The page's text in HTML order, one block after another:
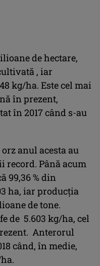
de hectare,
, iar
kg/ha. Este cel mai
în prezent,
în 2017 când s-au
anul acesta au
Până acum
99,36 % din
ha, iar producția
de tone.
de 5.603 kg/ha, cel
Anterorul
când, în medie,